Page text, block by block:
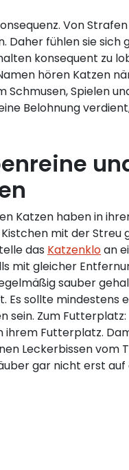
Von
fühlen sie sich
konsequent zu
hören Katzen
Spielen
Belohnung
Katzen haben in
mit der Streu
das Katzenkloan
mit gleicher
sauber
Es sollte mindestens
sein. Zum
ihrem Futterplatz.
Leckerbissen vom
gar nicht erst